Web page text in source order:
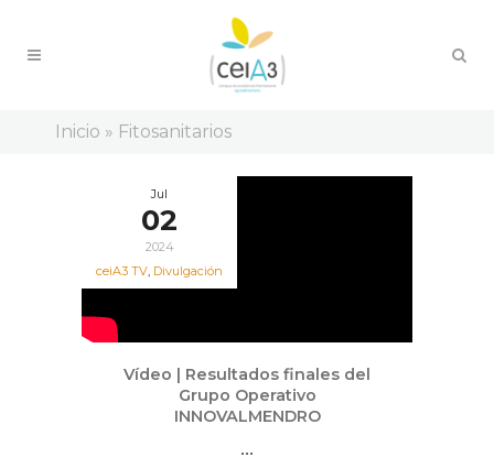
Inicio » Fitosanitarios
Jul
02
2024
ceiA3 TV, Divulgación
Vídeo | Resultados finales del
Grupo Operativo
INNOVALMENDRO
...